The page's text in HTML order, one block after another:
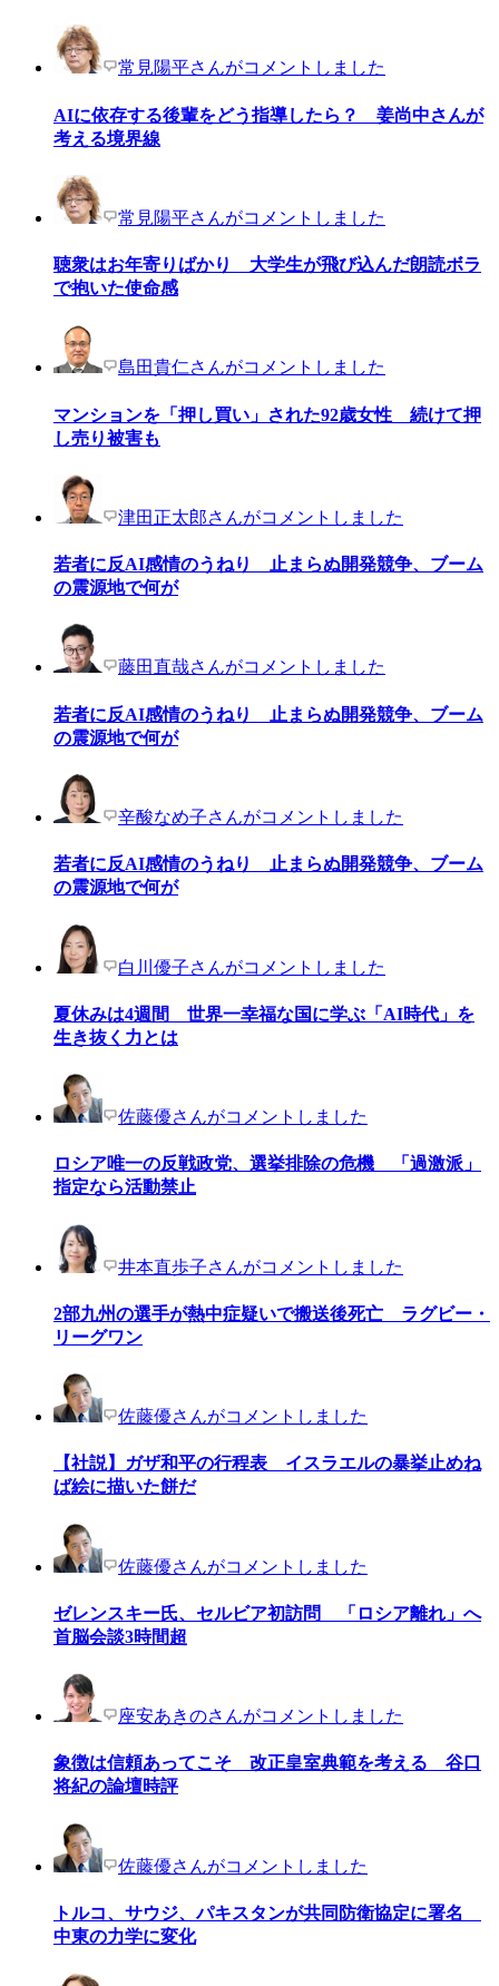
常見陽平さんがコメントしました
AIに依存する後輩をどう指導したら？ 姜尚中さんが
考える境界線
常見陽平さんがコメントしました
聴衆はお年寄りばかり 大学生が飛び込んだ朗読ボラ
で抱いた使命感
島田貴仁さんがコメントしました
マンションを「押し買い」された92歳女性 続けて押
し売り被害も
津田正太郎さんがコメントしました
若者に反AI感情のうねり 止まらぬ開発競争、ブーム
の震源地で何が
藤田直哉さんがコメントしました
若者に反AI感情のうねり 止まらぬ開発競争、ブーム
の震源地で何が
辛酸なめ子さんがコメントしました
若者に反AI感情のうねり 止まらぬ開発競争、ブーム
の震源地で何が
白川優子さんがコメントしました
夏休みは4週間 世界一幸福な国に学ぶ「AI時代」を
生き抜く力とは
佐藤優さんがコメントしました
ロシア唯一の反戦政党、選挙排除の危機 「過激派」
指定なら活動禁止
井本直歩子さんがコメントしました
2部九州の選手が熱中症疑いで搬送後死亡 ラグビー・
リーグワン
佐藤優さんがコメントしました
【社説】ガザ和平の行程表 イスラエルの暴挙止めね
ば絵に描いた餅だ
佐藤優さんがコメントしました
ゼレンスキー氏、セルビア初訪問 「ロシア離れ」へ
首脳会談3時間超
座安あきのさんがコメントしました
象徴は信頼あってこそ 改正皇室典範を考える 谷口
将紀の論壇時評
佐藤優さんがコメントしました
トルコ、サウジ、パキスタンが共同防衛協定に署名
中東の力学に変化